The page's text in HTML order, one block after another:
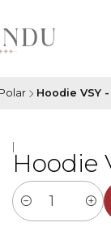
Hoodie VSY
Hoodie
Cantidad